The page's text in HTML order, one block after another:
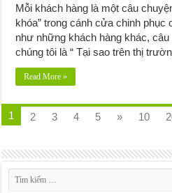
Mỗi khách hàng là một câu
khóa” trong cánh cửa chinh phục
như những khách hàng khác, câu
chúng tôi là “ Tại sao trên thị
Read More »
1 2 3 4 5 » 10